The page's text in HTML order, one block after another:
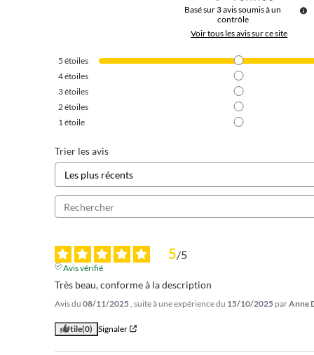
Basé sur3avis soumis à un
contrôle
Voir tous les avis sur ce site
5 étoiles
4étoiles
3étoiles
2étoiles
1étoile
Trier les avis
5/5
Avis vérifié
Très beau, conforme à la description
Avis du 08/11/2025 , suite à une expérience du 15/10/2025 parAnne
Utile(0) Signaler